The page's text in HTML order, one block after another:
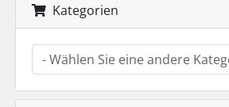
Kategorien